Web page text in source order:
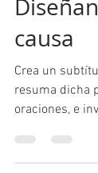
13 feb 2018
causa
Crea un
oraciones, e